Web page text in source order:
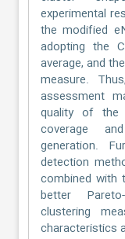
experimental
the modified
adopting the
average, and
measure.
assessment
quality of the
coverage
generation.
detection
combined with
better
clustering
characteristics